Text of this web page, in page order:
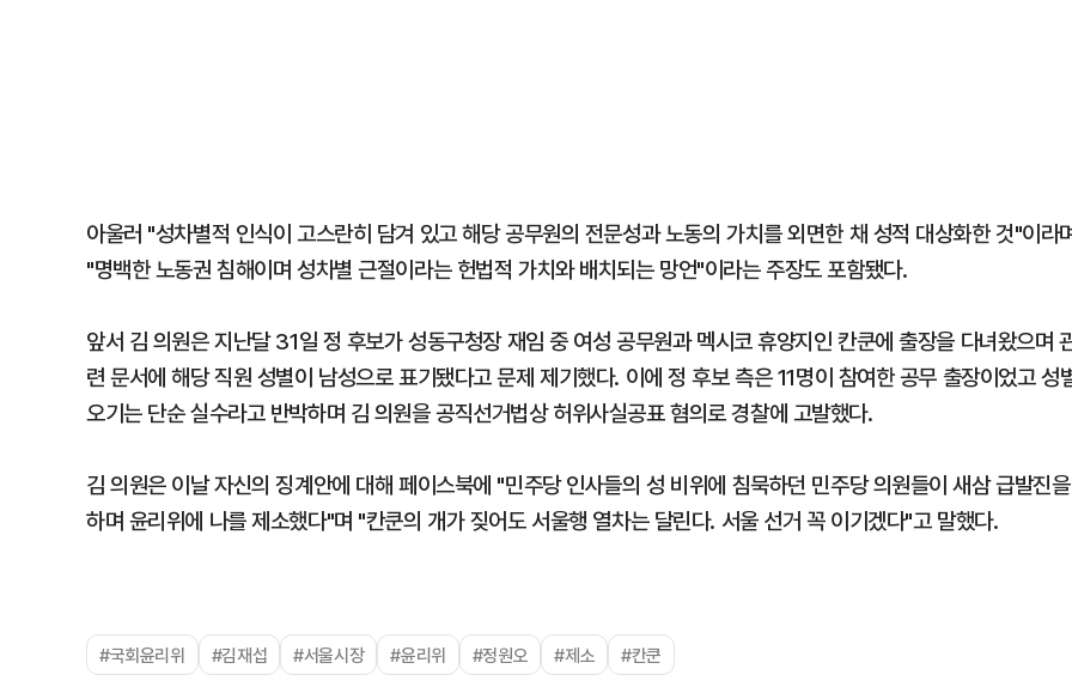
아울러 "성차별적 인식이 고스란히 담겨 있고 해당 공무원의 전문성과 노동의 가치를 외면한 채 성적 대상화한 것"이라
"명백한 노동권 침해이며 성차별 근절이라는 헌법적 가치와 배치되는 망언"이라는 주장도 포함됐다.
앞서 김 의원은 지난달 31일 정 후보가 성동구청장 재임 중 여성 공무원과 멕시코 휴양지인 칸쿤에 출장을 다녀왔으며
련 문서에 해당 직원 성별이 남성으로 표기됐다고 문제 제기했다. 이에 정 후보 측은 11명이 참여한 공무 출장이었고 성
오기는 단순 실수라고 반박하며 김 의원을 공직선거법상 허위사실공표 혐의로 경찰에 고발했다.
김 의원은 이날 자신의 징계안에 대해 페이스북에 "민주당 인사들의 성 비위에 침묵하던 민주당 의원들이 새삼 급발진을
하며 윤리위에 나를 제소했다"며 "칸쿤의 개가 짖어도 서울행 열차는 달린다. 서울 선거 꼭 이기겠다"고 말했다.
#국회윤리위 #김재섭 #서울시장 #윤리위 #정원오 #제소 #칸쿤